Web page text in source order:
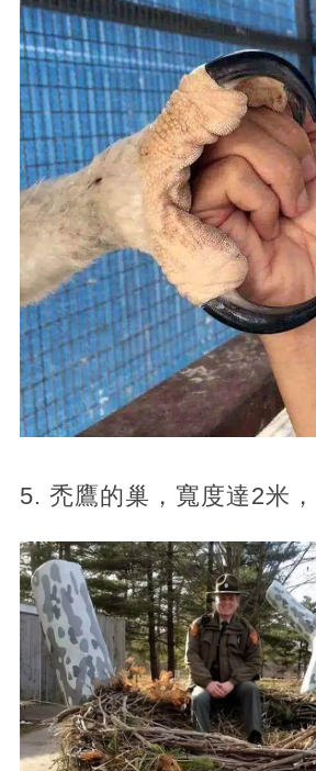
5. 禿鷹的巢，寬度達2米，